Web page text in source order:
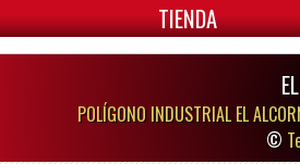
TIENDA
POLÍGONO INDUSTRIAL EL
©